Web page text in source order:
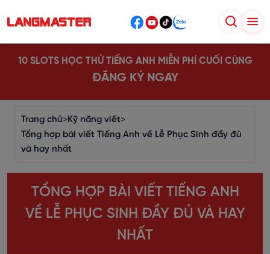
10 SLOTS HỌC THỬ TIẾNG ANH MIỄN PHÍ CUỐI CÙNG
ĐĂNG KÝ NGAY
Trang chủ>Kỹ năng viết>
Tổng hợp bài viết Tiếng Anh về Lễ Phục Sinh đầy đủ
và hay nhất
TỔNG HỢP BÀI VIẾT TIẾNG ANH
VỀ LỄ PHỤC SINH ĐẦY ĐỦ VÀ HAY
NHẤT